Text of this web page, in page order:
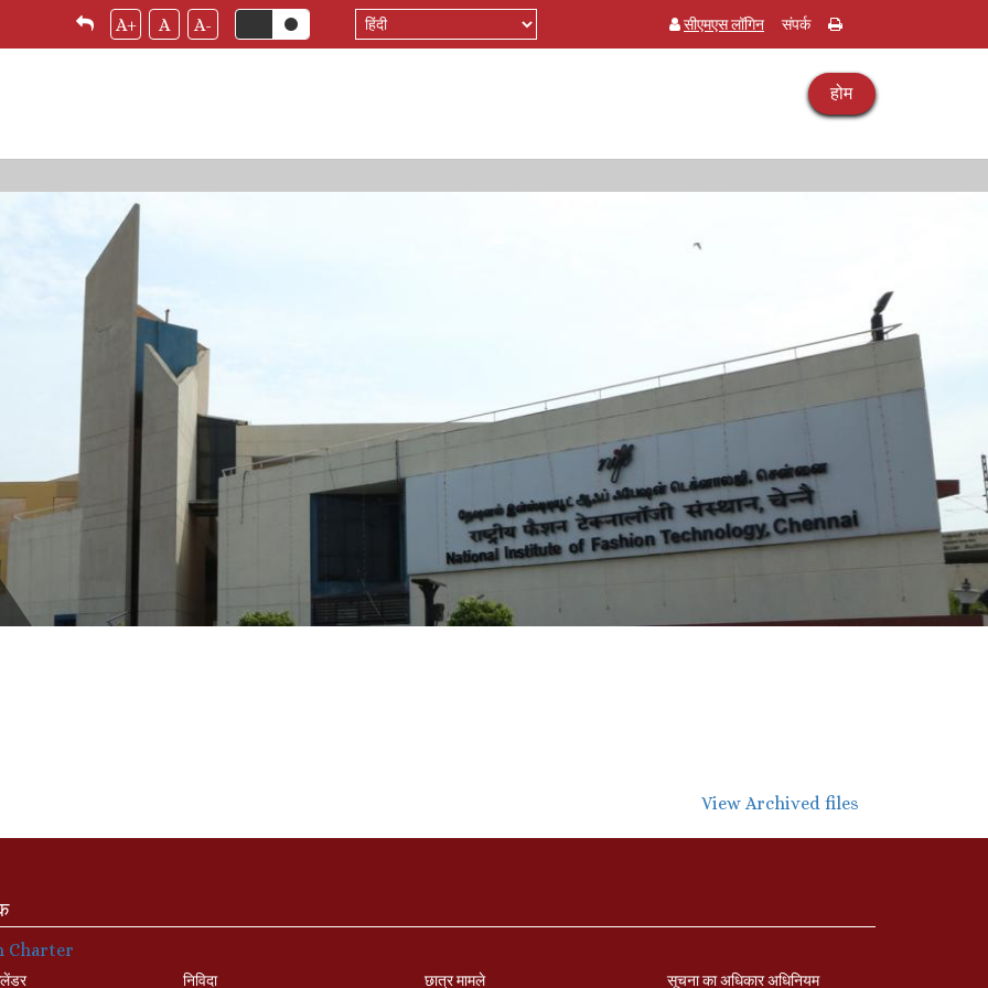
A+ A A-
Select
your
सीएमएस लॉगिन संपर्क
होम
View Archived files
Charter
निविदा छात्र मामले सूचना का अधिकार अधिनियम